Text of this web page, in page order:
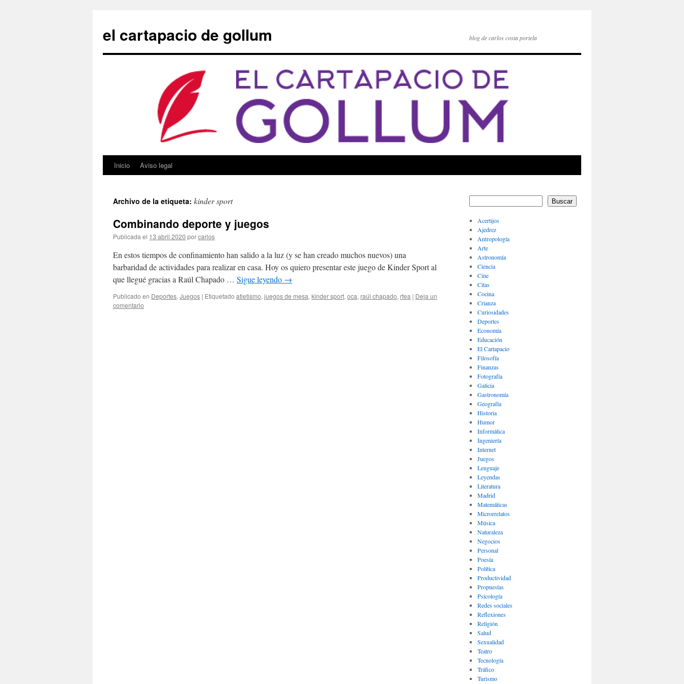
contenido
el cartapacio de gollum blog de carlos costa portela
Inicio Aviso legal
Archivo de la etiqueta: kinder sport
Combinando deporte y juegos
Publicada el 13 abril 2020 porcarlos
En estos tiempos de confinamiento han salido a la luz (y se han creado muchos nuevos) una
barbaridad de actividades para realizar en casa. Hoy os quiero presentar este juego de Kinder Sport al
que llegué gracias a Raúl Chapado … Sigue leyendo →
Publicado en Deportes, Juegos | Etiquetado atletismo, juegos de mesa, kinder sport, oca, raúl chapado, rfea | Deja un
comentario
Buscar
Acertijos
Ajedrez
Antropología
Arte
Astronomía
Ciencia
Cine
Citas
Cocina
Crianza
Curiosidades
Deportes
Economía
Educación
El Cartapacio
Filosofía
Finanzas
Fotografía
Galicia
Gastronomía
Geografía
Historia
Humor
Informática
Ingeniería
Internet
Juegos
Lenguaje
Leyendas
Literatura
Madrid
Matemáticas
Microrrelatos
Música
Naturaleza
Negocios
Personal
Poesía
Política
Productividad
Propuestas
Psicología
Redes sociales
Reflexiones
Religión
Salud
Sexualidad
Teatro
Tecnología
Tráfico
Turismo